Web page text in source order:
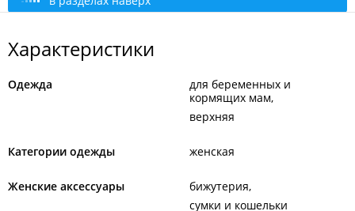
Характеристики
Одежда
для беременных и
кормящих мам
верхняя
Категории одежды женская
Женские аксессуары
бижутерия
сумки и кошельки